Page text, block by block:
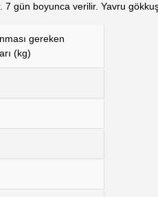
7 gün boyunca verilir. Yavru
gereken
(kg)